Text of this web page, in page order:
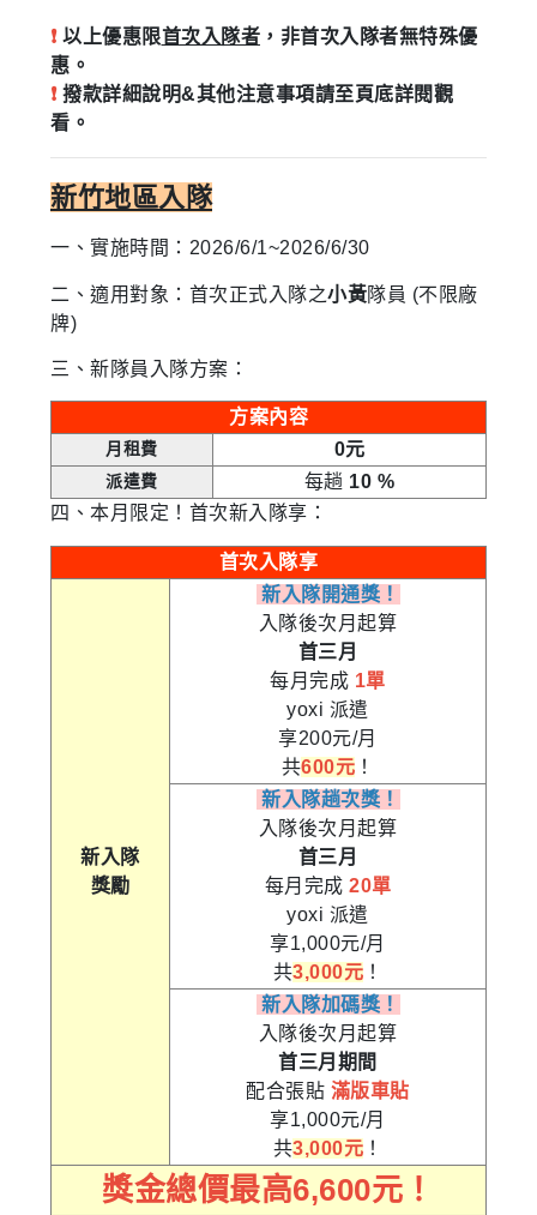
❗ 以上優惠限首次入隊者 ，非首次入隊者無特殊優
惠。
❗ 撥款詳細說明&其他注意事項請至頁底詳閱觀
看。
新竹地區入隊
一、實施時間： 2026/6/1~2026/6/30
二、適用對象：首次正式入隊之小黃隊員 (不限廠
牌)
三、新隊員入隊方案：
方案內容
月租費 0元
派遣費 每趟 10 %
四、本月限定！首次新入隊享：
首次入隊享
新入隊
獎勵
新入隊開通獎！
入隊後次月起算
首三月
每月完成 1單
yoxi 派遣
享200元/月
共600元 ！
新入隊趟次獎！
入隊後次月起算
首三月
每月完成 20單
yoxi 派遣
享1,000元/月
共3,000元 ！
新入隊加碼獎！
入隊後次月起算
首三月期間
配合張貼 滿版車貼
享1,000元/月
共3,000元 ！
獎金總價最高6,600元！